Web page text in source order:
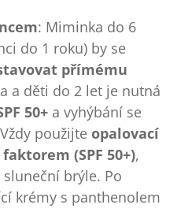
: Miminka do 6
do 1 roku) by se
přímému
a děti do 2 let je nutná
50+ a vyhýbání se
použijte opalovací
(SPF 50+),
brýle. Po
krémy s panthenolem